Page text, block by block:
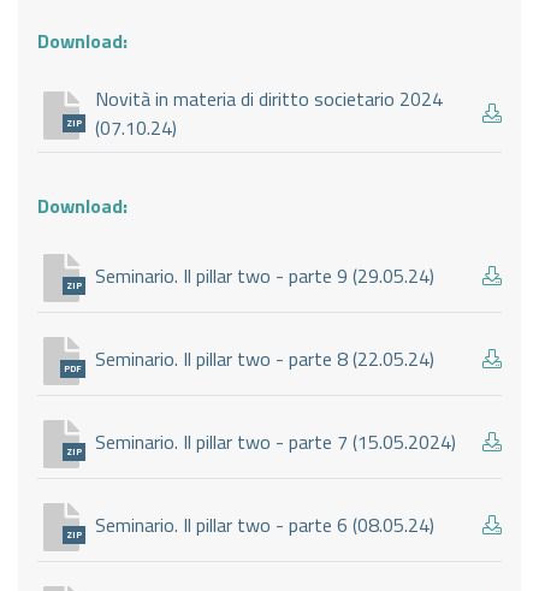
Download:
ZIP
Novità in materia di diritto societario 2024
(07.10.24)
Download:
ZIP Seminario. Il pillar two - parte 9 (29.05.24)
PDF Seminario. Il pillar two - parte 8 (22.05.24)
ZIP Seminario. Il pillar two - parte 7 (15.05.2024)
ZIP Seminario. Il pillar two - parte 6 (08.05.24)